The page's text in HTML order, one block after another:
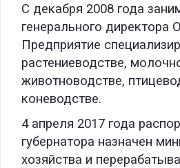
С декабря 2008 года
генерального директора
Предприятие
растениеводстве,
животноводстве,
коневодстве.
4 апреля 2017 года
губернатора назначен
хозяйства и